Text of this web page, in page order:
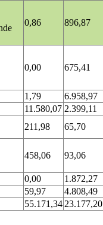
0,86 896,87
0,00 675,41
1,79
6.958,97
11.580,07 2.399,11
211,98
65,70
458,06 93,06
0,00
1.872,27
59,97
4.808,49
55.171,3423.177,20